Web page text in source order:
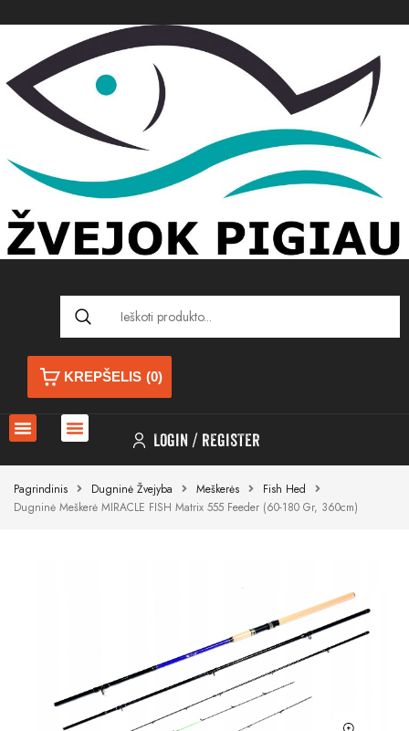
KREPŠELIS (0)
LOGIN REGISTER
Pagrindinis Dugninė Žvejyba Meškerės
Fish Hed
Dugninė Meškerė MIRACLE FISH Matrix 555 Feeder (60-180 Gr, 360cm)